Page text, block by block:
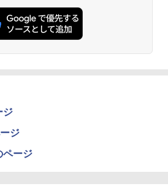
ジ
ジ
ージ